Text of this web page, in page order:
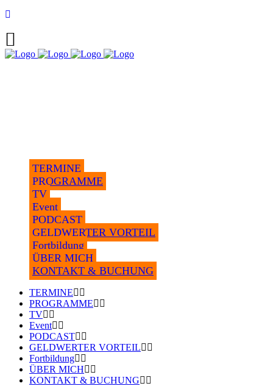
TERMINE
PROGRAMME
TV
Event
PODCAST
GELDWERTER VORTEIL
Fortbildung
ÜBER MICH
KONTAKT & BUCHUNG
TERMINE
PROGRAMME
TV
Event
PODCAST
GELDWERTER VORTEIL
Fortbildung
ÜBER MICH
KONTAKT & BUCHUNG